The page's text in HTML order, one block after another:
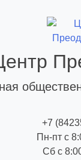
+7
Пн-пт с
Сб с